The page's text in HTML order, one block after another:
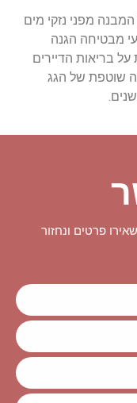
מפני נזקי מים
מבטיחה הגנה
על בריאות הדיירים
שוטפת של הגג
פרטים ונחזור